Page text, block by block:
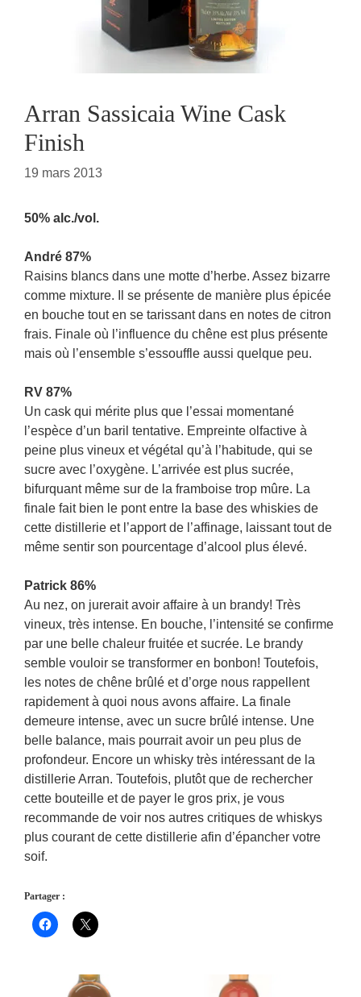
Arran Sassicaia Wine Cask
Finish
19 mars 2013
50% alc./vol.
André 87%
Raisins blancs dans une motte d’herbe. Assez bizarre
comme mixture. Il se présente de manière plus épicée
en bouche tout en se tarissant dans en notes de citron
frais. Finale où l’influence du chêne est plus présente
mais où l’ensemble s’essouffle aussi quelque peu.
RV 87%
Un cask qui mérite plus que l’essai momentané
l’espèce d’un baril tentative. Empreinte olfactive à
peine plus vineux et végétal qu’à l’habitude, qui se
sucre avec l’oxygène. L’arrivée est plus sucrée,
bifurquant même sur de la framboise trop mûre. La
finale fait bien le pont entre la base des whiskies de
cette distillerie et l’apport de l’affinage, laissant tout de
même sentir son pourcentage d’alcool plus élevé.
Patrick 86%
Au nez, on jurerait avoir affaire à un brandy! Très
vineux, très intense. En bouche, l’intensité se confirme
par une belle chaleur fruitée et sucrée. Le brandy
semble vouloir se transformer en bonbon! Toutefois,
les notes de chêne brûlé et d’orge nous rappellent
rapidement à quoi nous avons affaire. La finale
demeure intense, avec un sucre brûlé intense. Une
belle balance, mais pourrait avoir un peu plus de
profondeur. Encore un whisky très intéressant de la
distillerie Arran. Toutefois, plutôt que de rechercher
cette bouteille et de payer le gros prix, je vous
recommande de voir nos autres critiques de whiskys
plus courant de cette distillerie afin d’épancher votre
soif.
Partager :